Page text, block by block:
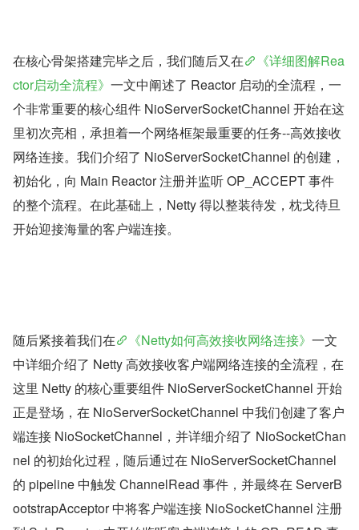
在核心骨架搭建完毕之后，我们随后又在
《详细图解Rea
ctor启动全流程》 一文中阐述了 Reactor 启动的全流程，一
个非常重要的核心组件 NioServerSocketChannel 开始在这
里初次亮相，承担着一个网络框架最重要的任务--高效接收
网络连接。我们介绍了 NioServerSocketChannel 的创建，
初始化，向 Main Reactor 注册并监听 OP_ACCEPT 事件
的整个流程。在此基础上，Netty 得以整装待发，枕戈待旦
开始迎接海量的客户端连接。
随后紧接着我们在 《Netty如何高效接收网络连接》一文
中详细介绍了 Netty 高效接收客户端网络连接的全流程，在